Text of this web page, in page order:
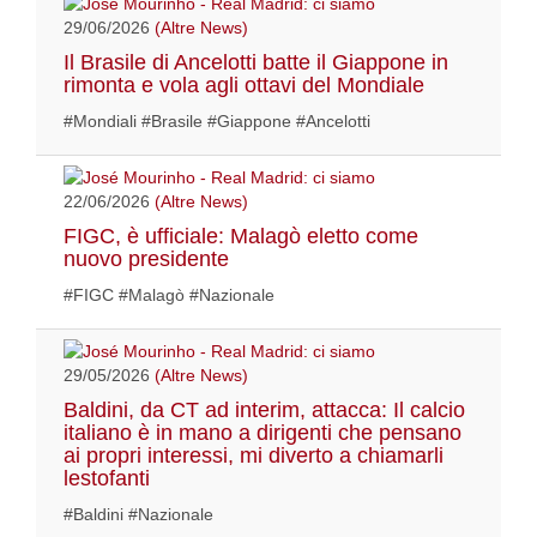
29/06/2026 (Altre News)
Il Brasile di Ancelotti batte il Giappone in
rimonta e vola agli ottavi del Mondiale
#Mondiali #Brasile #Giappone #Ancelotti
22/06/2026 (Altre News)
FIGC, è ufficiale: Malagò eletto come
nuovo presidente
#FIGC #Malagò #Nazionale
29/05/2026 (Altre News)
Baldini, da CT ad interim, attacca: Il calcio
italiano è in mano a dirigenti che pensano
ai propri interessi, mi diverto a chiamarli
lestofanti
#Baldini #Nazionale